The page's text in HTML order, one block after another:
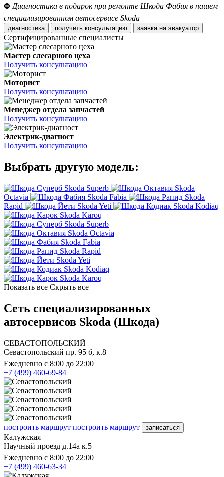
⛔ Диагностика в подарок при ремонте Шкода Фабия в нашем
специализированном автосервисе Skoda
диагностика получить консультацию заявка на эвакуатор
Сертифицированные специалисты
Мастер слесарного цеха
Получить консультацию
Моторист
Получить консультацию
Менеджер отдела запчастей
Получить консультацию
Электрик-диагност
Получить консультацию
Выбрать другую модель:
Skoda Superb
Skoda
Octavia
Skoda Fabia
Skoda
Rapid
Skoda Yeti
Skoda Kodiaq
Skoda Karoq
Skoda Superb
Skoda Octavia
Skoda Fabia
Skoda Rapid
Skoda Yeti
Skoda Kodiaq
Skoda Karoq
Показать все Скрыть все
Сеть специализированных
автосервисов Skoda (Шкода)
СЕВАСТОПОЛЬСКИЙ
Севастопольский пр. 95 б, к.8
Ежедневно с 8:00 до 22:00
+7 (499) 460-69-84
построить маршрут построить маршрут записаться
Калужская
Научный проезд д.14а к.5
Ежедневно с 8:00 до 22:00
+7 (499) 460-63-34